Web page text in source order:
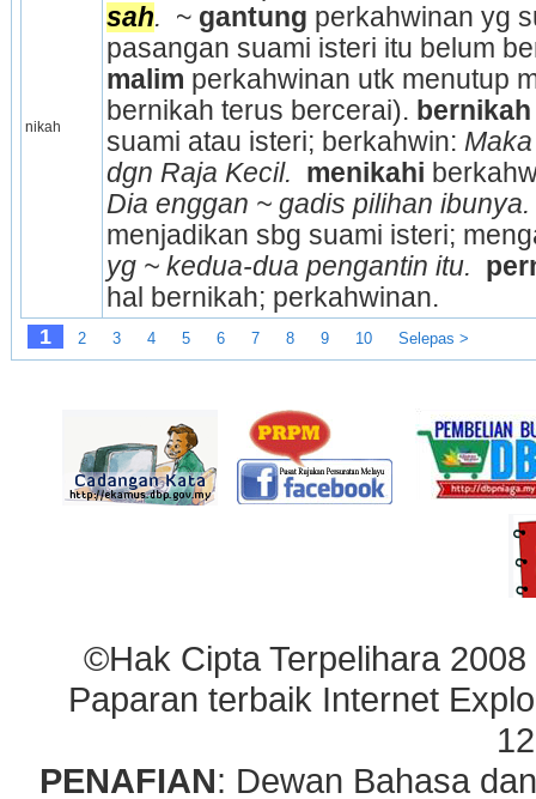
nikah
sah. ~ gantung perkahwinan yg
pasangan suami isteri itu belum
malim perkahwinan utk menutup
bernikah terus bercerai). bernikah
suami atau isteri; berkahwin:
dgn Raja Kecil. menikahi
Dia enggan ~ gadis pilihan ibunya.
menjadikan sbg suami isteri;
yg ~ kedua-dua pengantin itu.
hal bernikah; perkahwinan.
1 2 3 4 5 6 7 8 9 10 Selepas >
©Hak Cipta Terpelihara
Paparan terbaik Internet
PENAFIAN: Dewan Bahasa